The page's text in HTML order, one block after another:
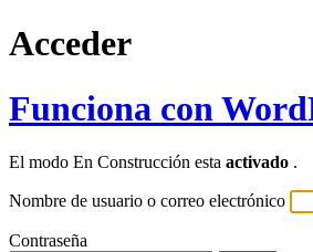
Acceder
Funciona con
El modo En Construcción esta activado .
Nombre de usuario o correo electrónico
Contraseña